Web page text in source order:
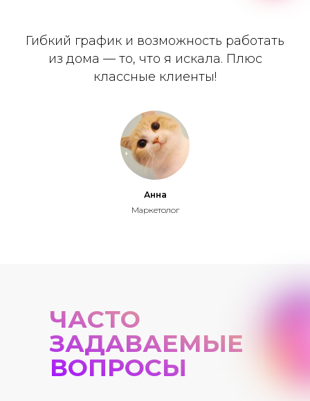
Гибкий график и возможность работать
из дома — то, что я искала. Плюс
классные клиенты!
Анна
Маркетолог
ЧАСТО
ЗАДАВАЕМЫЕ
ВОПРОСЫ